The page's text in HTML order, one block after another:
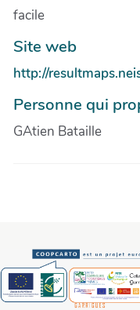
facile
Site web
http://
Personne qui
GAtien Bataille